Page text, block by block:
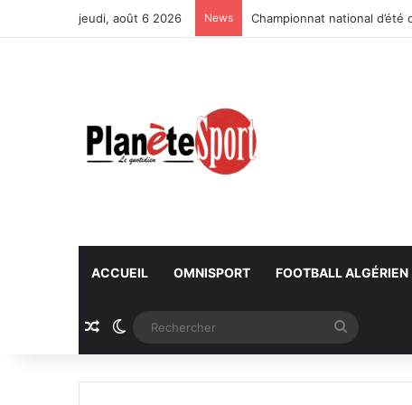
jeudi, août 6 2026 News Championnat national d’été
ACCUEIL OMNISPORT FOOTBALL ALGÉRIEN
Article Aléatoire
Switch skin